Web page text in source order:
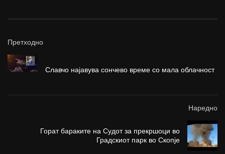
Претходно
Славчо најавува сончево време со мала облачност
Наредно
Горат бараките на Судот за прекршоци во
Градскиот парк во Скопје